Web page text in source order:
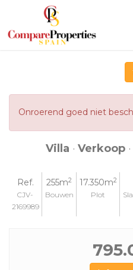
Onroerend goed niet
Villa · Verkoop ·
Ref.
CJV-
2169989
255m2
Bouwen
17.350m2
Plot